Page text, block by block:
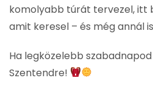
komolyabb túrát tervezel, itt
amit keresel – és még annál
Ha legközelebb
Szentendre!